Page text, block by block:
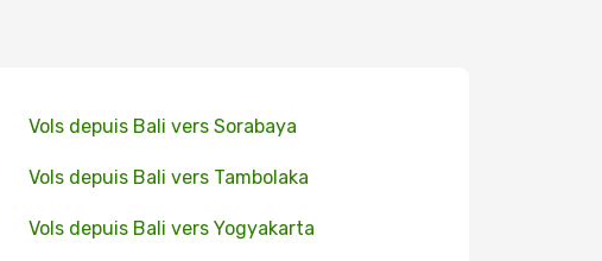
Vols depuis Bali vers Sorabaya
Vols depuis Bali vers Tambolaka
Vols depuis Bali vers Yogyakarta